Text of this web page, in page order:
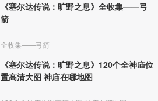
《塞尔达传说：旷野之息》全收集——弓
箭
全收集——弓箭
《塞尔达传说：旷野之息》120个全神庙位
置高清大图 神庙在哪地图